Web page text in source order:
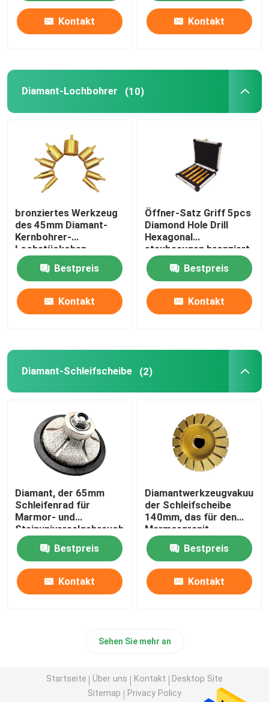
Kontakt Kontakt
Diamant-Lochbohrer (10)
bronziertes Werkzeug
des 45mm Diamant-
Kernbohrer-
Lochstückchen
dauerhaftes Vakuum
für Marmorstein
Bestpreis
Kontakt
Öffner-Satz Griff 5pcs
Diamond Hole Drill
Hexagonal
staubsaugen bronziert
marmorn das Reiben
Bestpreis
Kontakt
Diamant-Schleifscheibe (2)
Diamant, der 65mm
Schleifenrad für
Marmor- und
Steinuniversalgebrauchshandwerkzeug
poliert
Bestpreis
Kontakt
Diamantwerkzeugvakuum
der Schleifscheibe
140mm, das für den
Marmorgranit
keramisch bronziert
Bestpreis
Kontakt
Sehen Sie mehr an
Startseite Über uns Kontakt
Desktop Site
Sitemap
Privacy Policy